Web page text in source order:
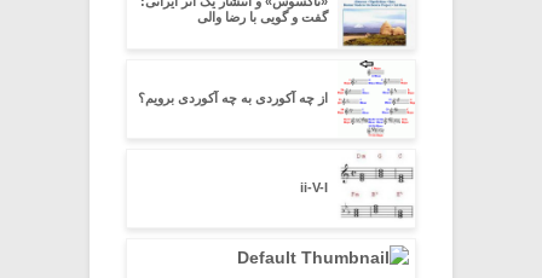
گفت و گویی با رضا والی
از چه آکوردی به چه آکوردی برویم؟
ii-V-I